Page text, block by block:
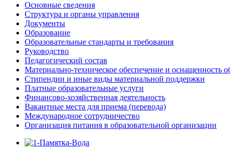
Основные сведения
Структура и органы управления
Документы
Образование
Образовательные стандарты и требования
Руководство
Педагогический состав
Материально-техническое обеспечение и оснащенность
Стипендии и иные виды материальной поддержки
Платные образовательные услуги
Финансово-хозяйственная деятельность
Вакантные места для приема (перевода)
Международное сотрудничество
Организация питания в образовательной организации